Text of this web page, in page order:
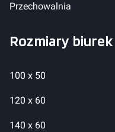
Przechowalnia
Rozmiary biurek
100 x 50
120 x 60
140 x 60